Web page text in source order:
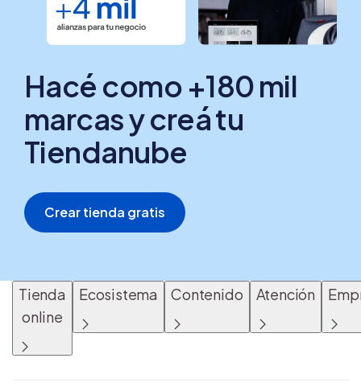
Hacé como +180 mil
marcas y creá tu
Tiendanube
Crear tienda gratis
Tienda
online
Ecosistema Contenido Atención